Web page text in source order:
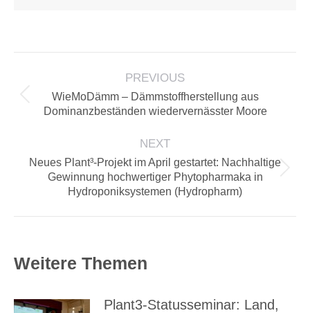
NAVIGATION
PREVIOUS
Previous
WieMoDämm – Dämmstoffherstellung aus
Dominanzbeständen wiedervernässter Moore
NEXT
Next
post:
Neues Plant³-Projekt im April gestartet: Nachhaltige
Gewinnung hochwertiger Phytopharmaka in
Hydroponiksystemen (Hydropharm)
Weitere Themen
Plant3-Statusseminar: Land,